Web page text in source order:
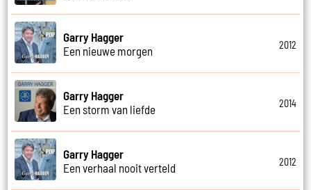
Garry Hagger
Een nieuwe morgen
2012
Garry Hagger
Een storm van liefde
2014
Garry Hagger
Een verhaal nooit verteld
2012